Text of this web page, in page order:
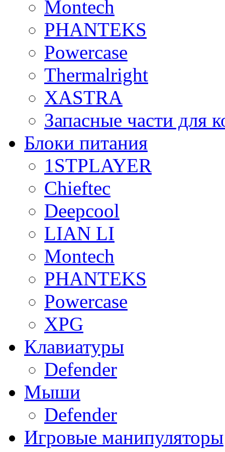
Montech
PHANTEKS
Powercase
Thermalright
XASTRA
Запасные части для
Блоки питания
1STPLAYER
Chieftec
Deepcool
LIAN LI
Montech
PHANTEKS
Powercase
XPG
Клавиатуры
Defender
Мыши
Defender
Игровые манипуляторы